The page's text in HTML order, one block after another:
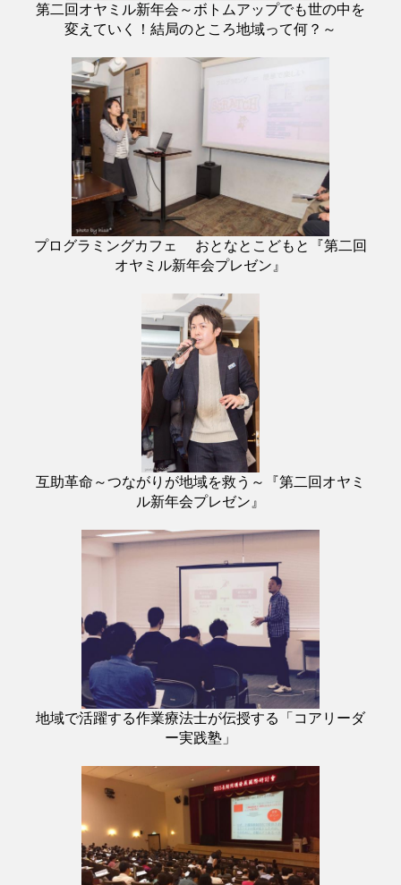
第二回オヤミル新年会～ボトムアップでも世の中を
変えていく！結局のところ地域って何？～
プログラミングカフェ おとなとこどもと『第二回
オヤミル新年会プレゼン』
互助革命～つながりが地域を救う～『第二回オヤミ
ル新年会プレゼン』
地域で活躍する作業療法士が伝授する「コアリーダ
ー実践塾」